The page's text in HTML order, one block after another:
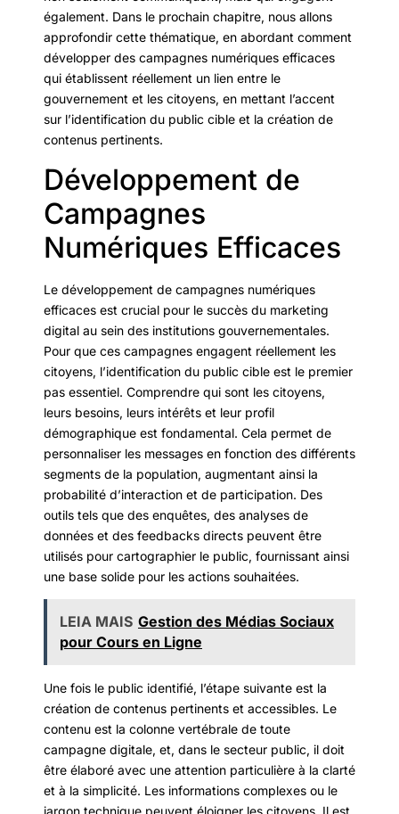
également. Dans le prochain chapitre, nous allons
approfondir cette thématique, en abordant comment
développer des campagnes numériques efficaces
qui établissent réellement un lien entre le
gouvernement et les citoyens, en mettant l’accent
sur l’identification du public cible et la création de
contenus pertinents.
Développement de
Campagnes
Numériques Efficaces
Le développement de campagnes numériques
efficaces est crucial pour le succès du marketing
digital au sein des institutions gouvernementales.
Pour que ces campagnes engagent réellement les
citoyens, l’identification du public cible est le premier
pas essentiel. Comprendre qui sont les citoyens,
leurs besoins, leurs intérêts et leur profil
démographique est fondamental. Cela permet de
personnaliser les messages en fonction des différents
segments de la population, augmentant ainsi la
probabilité d’interaction et de participation. Des
outils tels que des enquêtes, des analyses de
données et des feedbacks directs peuvent être
utilisés pour cartographier le public, fournissant ainsi
une base solide pour les actions souhaitées.
LEIA MAIS Gestion des Médias Sociaux
pour Cours en Ligne
Une fois le public identifié, l’étape suivante est la
création de contenus pertinents et accessibles. Le
contenu est la colonne vertébrale de toute
campagne digitale, et, dans le secteur public, il doit
être élaboré avec une attention particulière à la clarté
et à la simplicité. Les informations complexes ou le